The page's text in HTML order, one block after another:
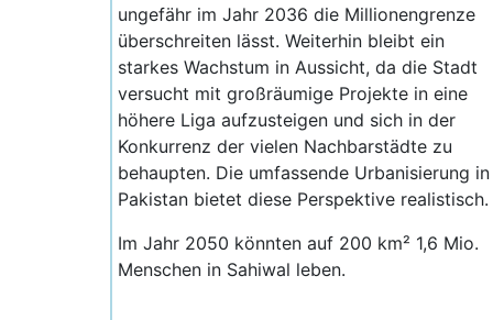
ungefähr im Jahr 2036 die Millionengrenze
überschreiten lässt. Weiterhin bleibt ein
starkes Wachstum in Aussicht, da die Stadt
versucht mit großräumige Projekte in eine
höhere Liga aufzusteigen und sich in der
Konkurrenz der vielen Nachbarstädte zu
behaupten. Die umfassende Urbanisierung in
Pakistan bietet diese Perspektive realistisch.
Im Jahr 2050 könnten auf 200 km² 1,6 Mio.
Menschen in Sahiwal leben.